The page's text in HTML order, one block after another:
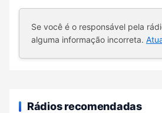
Se você é o responsável pela
alguma informação incorreta.
Rádios recomendadas